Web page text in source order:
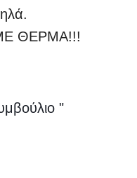
ΘΕΡΜΑ!!!
"